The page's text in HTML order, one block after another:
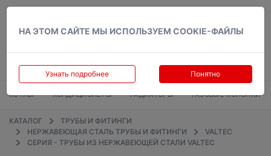
НА ЭТОМ САЙТЕ МЫ ИСПОЛЬЗУЕМ COOKIE-ФАЙЛЫ
Узнать подробнее Понятно
КОТЛЫ КОНДИЦИОНЕРЫ РАДИАТОРЫ ГАЗОВЫЕ КОЛОНКИ
КАТАЛОГ
ТРУБЫ И ФИТИНГИ
НЕРЖАВЕЮЩАЯ СТАЛЬ ТРУБЫ И ФИТИНГИ
VALTEC
СЕРИЯ - ТРУБЫ ИЗ НЕРЖАВЕЮЩЕЙ СТАЛИ VALTEC